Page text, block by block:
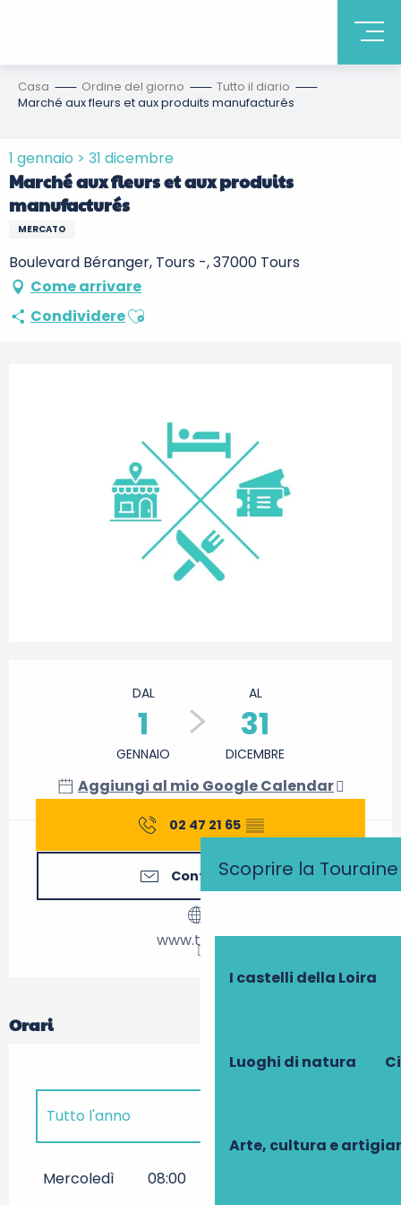
Scoprire la Touraine
I castelli della Loira
Luoghi di natura
Arte, cultura e
Casa Ordine del giorno
Tutto il diario
Marché aux fleurs et aux produits manufacturés
1 gennaio > 31 dicembre
Marché aux fleurs et aux produits
manufacturés
MERCATO
Boulevard Béranger, Tours -, 37000 Tours
Come arrivare
CondividereAjouter aux favoris
DAL
1
GENNAIO
AL
31
DICEMBRE
Aggiungi al mio Google Calendar
02 47 21 65 ▒▒
Contattateci
www.tours.fr
Orari
Tutto l'anno
Tutto l'anno 2027
Mercoledì 08:00